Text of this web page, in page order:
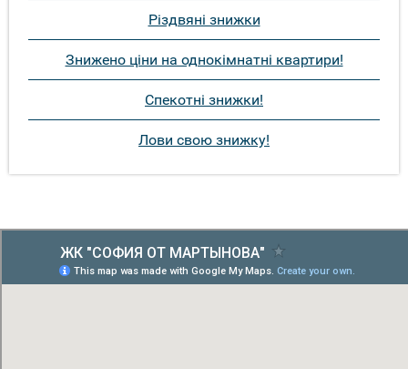
Різдвяні знижки
Знижено ціни на однокімнатні квартири!
Спекотні знижки!
Лови свою знижку!